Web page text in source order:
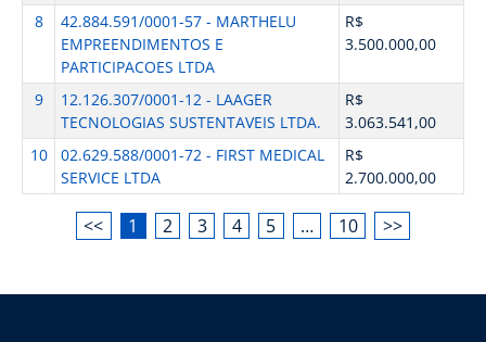
8
42.884.591/0001-57 - MARTHELU
EMPREENDIMENTOS E
PARTICIPACOES LTDA
R$
3.500.000,00
9
12.126.307/0001-12 - LAAGER
TECNOLOGIAS SUSTENTAVEIS LTDA.
R$
3.063.541,00
10
02.629.588/0001-72 - FIRST MEDICAL
SERVICE LTDA
R$
2.700.000,00
<< 1 2 3 4 5 … 10 >>